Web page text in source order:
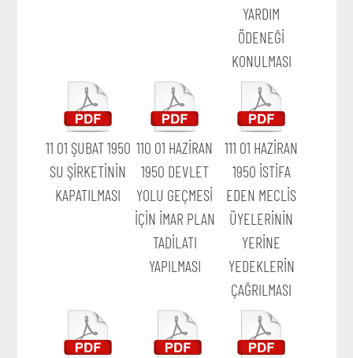
YARDIM
ÖDENEĞİ
KONULMASI
11 01 ŞUBAT 1950
SU ŞİRKETİNİN
KAPATILMASI
110 01 HAZİRAN
1950 DEVLET
YOLU GEÇMESİ
İÇİN İMAR PLAN
TADİLATI
YAPILMASI
111 01 HAZİRAN
1950 İSTİFA
EDEN MECLİS
ÜYELERİNİN
YERİNE
YEDEKLERİN
ÇAĞRILMASI